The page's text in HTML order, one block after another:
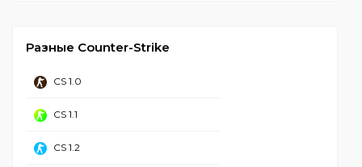
Разные Counter-Strike
CS 1.0
CS 1.1
CS 1.2